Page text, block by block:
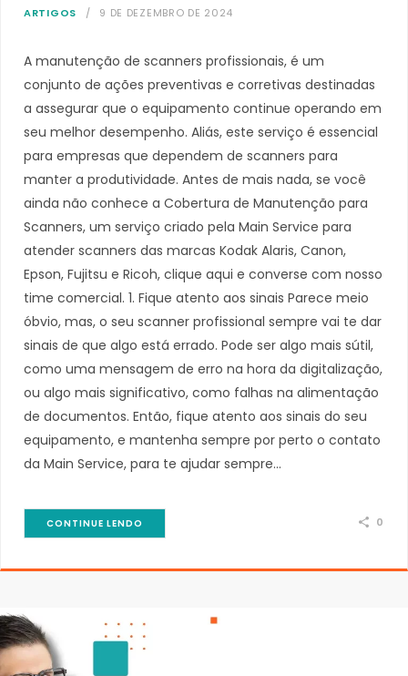
ARTIGOS 9 DE DEZEMBRO DE 2024
A manutenção de scanners profissionais, é um
conjunto de ações preventivas e corretivas destinadas
a assegurar que o equipamento continue operando em
seu melhor desempenho. Aliás, este serviço é essencial
para empresas que dependem de scanners para
manter a produtividade. Antes de mais nada, se você
ainda não conhece a Cobertura de Manutenção para
Scanners, um serviço criado pela Main Service para
atender scanners das marcas Kodak Alaris, Canon,
Epson, Fujitsu e Ricoh, clique aqui e converse com nosso
time comercial. 1. Fique atento aos sinais Parece meio
óbvio, mas, o seu scanner profissional sempre vai te dar
sinais de que algo está errado. Pode ser algo mais sútil,
como uma mensagem de erro na hora da digitalização,
ou algo mais significativo, como falhas na alimentação
de documentos. Então, fique atento aos sinais do seu
equipamento, e mantenha sempre por perto o contato
da Main Service, para te ajudar sempre…
CONTINUE LENDO 0